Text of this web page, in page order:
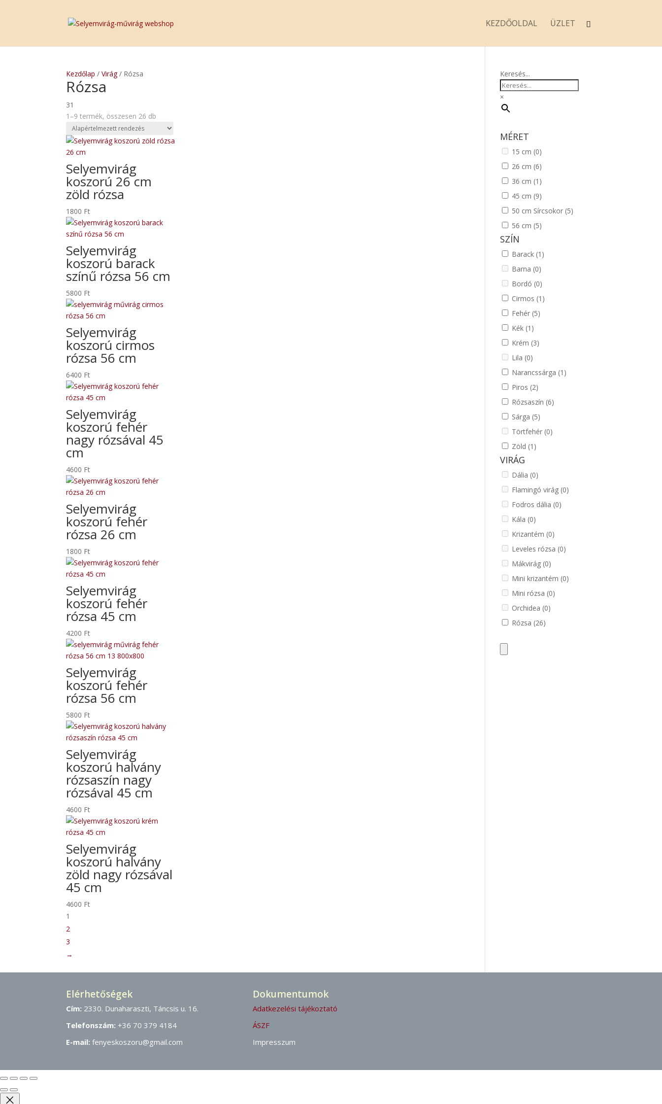
KEZDŐOLDAL ÜZLET
Kezdőlap /Virág/ Rózsa
Rózsa
31
1–9 termék, összesen 26 db
Selyemvirág
koszorú 26 cm
zöld rózsa
1800 Ft
Selyemvirág
koszorú barack
színű rózsa 56 cm
5800 Ft
Selyemvirág
koszorú cirmos
rózsa 56 cm
6400 Ft
Selyemvirág
koszorú fehér
nagy rózsával 45
cm
4600 Ft
Selyemvirág
koszorú fehér
rózsa 26 cm
1800 Ft
Selyemvirág
koszorú fehér
rózsa 45 cm
4200 Ft
Selyemvirág
koszorú fehér
rózsa 56 cm
5800 Ft
Selyemvirág
koszorú halvány
rózsaszín nagy
rózsával 45 cm
4600 Ft
Selyemvirág
koszorú halvány
zöld nagy rózsával
45 cm
4600 Ft
1
2
3
→
Keresés...
×
MÉRET
15 cm (0)
26 cm (6)
36 cm (1)
45 cm (9)
50 cm Sírcsokor (5)
56 cm (5)
SZÍN
Barack (1)
Barna (0)
Bordó (0)
Cirmos (1)
Fehér (5)
Kék (1)
Krém (3)
Lila (0)
Narancssárga (1)
Piros (2)
Rózsaszín (6)
Sárga (5)
Törtfehér (0)
Zöld (1)
VIRÁG
Dália (0)
Flamingó virág (0)
Fodros dália (0)
Kála (0)
Krizantém (0)
Leveles rózsa (0)
Mákvirág (0)
Mini krizantém (0)
Mini rózsa (0)
Orchidea (0)
Rózsa (26)
Elérhetőségek
Cím: 2330. Dunaharaszti, Táncsis u. 16.
Telefonszám: +36 70 379 4184
E-mail: fenyeskoszoru@gmail.com
Dokumentumok
Adatkezelési tájékoztató
ÁSZF
Impresszum